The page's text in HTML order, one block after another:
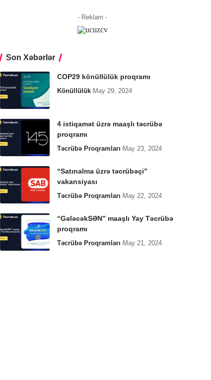
- Reklam -
Son Xəbərlər
COP29 könüllülük proqramı
Könüllülük May 29, 2024
4 istiqamət üzrə maaşlı təcrübə
proqramı
Təcrübə Proqramları May 23, 2024
“Satınalma üzrə təcrübəçi”
vakansiyası
Təcrübə Proqramları May 22, 2024
“GələcəkSƏN” maaşlı Yay Təcrübə
proqramı
Təcrübə Proqramları May 21, 2024